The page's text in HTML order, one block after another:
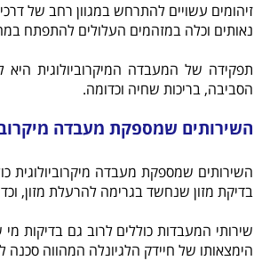
זיהומים עשויים להתרחש במגוון רחב של
נאותים וכלה במזהמים העלולים להתפתח
תפקידה של המעבדה המיקרוביולוגית היא
הסביבה, בריכות שחיה וכדומה.
השירותים שמספקת מעבדה
השירותים שמספקת מעבדה מיקרוביולוגית
בדיקת מזון שנחשד בגרימה להרעלת מזון,
שירותי המעבדות כוללים לרוב גם בדיקות מי
הימצאותו של חיידק הלגיונלה המהווה סכנה